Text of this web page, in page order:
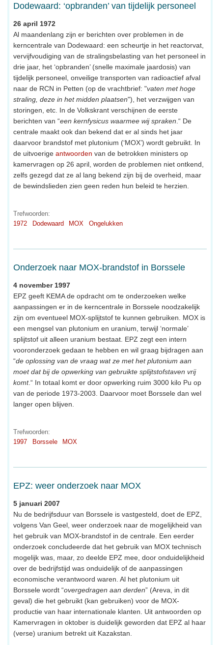
Dodewaard: ‘opbranden’ van tijdelijk personeel
26 april 1972
Al maandenlang zijn er berichten over problemen in de
kerncentrale van Dodewaard: een scheurtje in het reactorvat,
vervijfvoudiging van de stralingsbelasting van het personeel in
drie jaar, het ‘opbranden’ (snelle maximale jaardosis) van
tijdelijk personeel, onveilige transporten van radioactief afval
naar de RCN in Petten (op de vrachtbrief: "vaten met hoge
straling, deze in het midden plaatsen"), het verzwijgen van
storingen, etc. In de Volkskrant verschijnen de eerste
berichten van “een kernfysicus waarmee wij spraken .“ De
centrale maakt ook dan bekend dat er al sinds het jaar
daarvoor brandstof met plutonium (‘MOX’) wordt gebruikt. In
de uitvoerige antwoorden van de betrokken ministers op
kamervragen op 26 april, worden de problemen niet ontkend,
zelfs gezegd dat ze al lang bekend zijn bij de overheid, maar
de bewindslieden zien geen reden hun beleid te herzien.
Trefwoorden:
1972
Dodewaard MOX Ongelukken
Onderzoek naar MOX-brandstof in Borssele
4 november 1997
EPZ geeft KEMA de opdracht om te onderzoeken welke
aanpassingen er in de kerncentrale in Borssele noodzakelijk
zijn om eventueel MOX-splijtstof te kunnen gebruiken. MOX is
een mengsel van plutonium en uranium, terwijl ‘normale’
splijtstof uit alleen uranium bestaat. EPZ zegt een intern
vooronderzoek gedaan te hebben en wil graag bijdragen aan
“de oplossing van de vraag wat ze met het plutonium aan
moet dat bij de opwerking van gebruikte splijtstofstaven vrij
komt.“ In totaal komt er door opwerking ruim 3000 kilo Pu op
van de periode 1973-2003. Daarvoor moet Borssele dan wel
langer open blijven.
Trefwoorden:
1997
Borssele MOX
EPZ: weer onderzoek naar MOX
5 januari 2007
Nu de bedrijfsduur van Borssele is vastgesteld, doet de EPZ,
volgens Van Geel, weer onderzoek naar de mogelijkheid van
het gebruik van MOX-brandstof in de centrale. Een eerder
onderzoek concludeerde dat het gebruik van MOX technisch
mogelijk was, maar, zo deelde EPZ mee, door onduidelijkheid
over de bedrijfstijd was onduidelijk of de aanpassingen
economische verantwoord waren. Al het plutonium uit
Borssele wordt “overgedragen aan derden” (Areva, in dit
geval) die het gebruikt (kan gebruiken) voor de MOX-
productie van haar internationale klanten. Uit antwoorden op
Kamervragen in oktober is duidelijk geworden dat EPZ al haar
(verse) uranium betrekt uit Kazakstan.